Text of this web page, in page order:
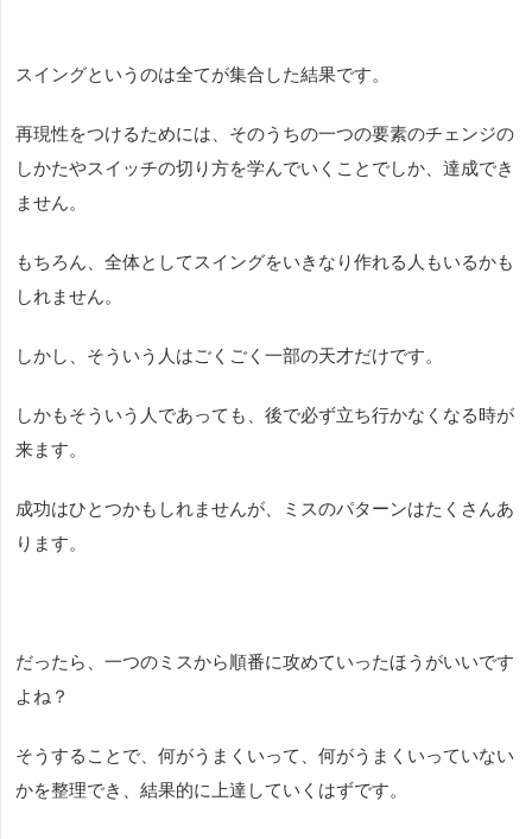
スイングというのは全てが集合した結果です。
再現性をつけるためには、そのうちの一つの要素のチェンジの
しかたやスイッチの切り方を学んでいくことでしか、達成でき
ません。
もちろん、全体としてスイングをいきなり作れる人もいるかも
しれません。
しかし、そういう人はごくごく一部の天才だけです。
しかもそういう人であっても、後で必ず立ち行かなくなる時が
来ます。
成功はひとつかもしれませんが、ミスのパターンはたくさんあ
ります。
だったら、一つのミスから順番に攻めていったほうがいいです
よね？
そうすることで、何がうまくいって、何がうまくいっていない
かを整理でき、結果的に上達していくはずです。